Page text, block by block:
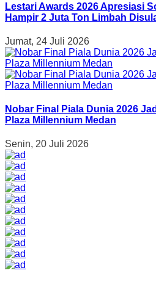
Lestari Awards 2026 Apresiasi
Hampir 2 Juta Ton Limbah
Jumat, 24 Juli 2026
Nobar Final Piala Dunia 2026
Plaza Millennium Medan
Senin, 20 Juli 2026